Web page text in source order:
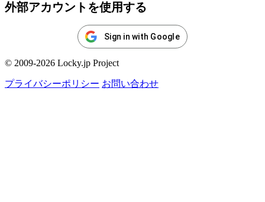
外部アカウントを使用する
Sign in with Google
© 2009-2026 Locky.jp Project
プライバシーポリシー お問い合わせ